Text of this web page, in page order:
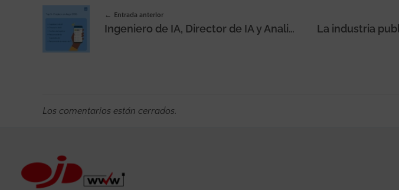
Entrada anterior
Ingeniero de IA, Director de IA y Analista de logística encabezan la lista de empleos en auge en España en 2026, según un informe de LinkedIn
Los comentarios están cerrados.